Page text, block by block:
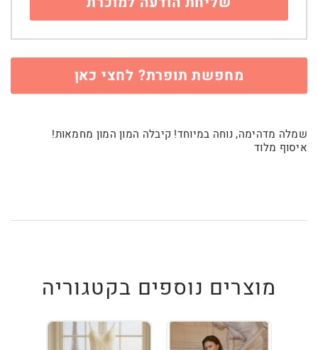
מחפשת תופרת? לחצי כאן
שמלה מדהימה, נוחה במיוחד! קיבלה המון המון מחמאות!
איסוף מלוד
מוצרים נוספים בקטגוריה